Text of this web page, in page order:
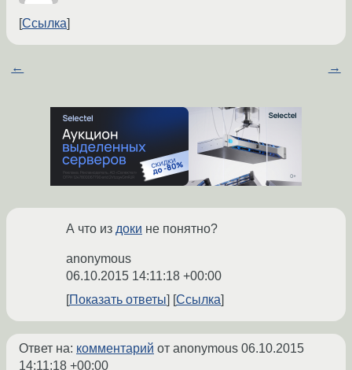
Ссылка
← →
А что из доки не понятно?
anonymous
06.10.2015 14:11:18 +00:00
Показать ответы
Ссылка
Ответ на: комментарий от anonymous 06.10.2015
14:11:18 +00:00